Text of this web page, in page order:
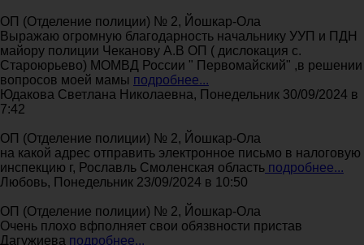
ОП (Отделение полиции) № 2, Йошкар-Ола
Выражаю огромную благодарность начальнику УУП и ПДН
майору полиции Чеканову А.В ОП ( дислокация с.
Староюрьево) МОМВД России " Первомайский" ,в решении
вопросов моей мамы подробнее...
Юдакова Светлана Николаевна, Понедельник 30/09/2024 в
7:42
ОП (Отделение полиции) № 2, Йошкар-Ола
на какой адрес отправить электронное письмо в налоговую
инспекцию г, Рославль Смоленская область подробнее...
Любовь, Понедельник 23/09/2024 в 10:50
ОП (Отделение полиции) № 2, Йошкар-Ола
Очень плохо вфполняет свои обязвности пристав
Дагужиева подробнее...